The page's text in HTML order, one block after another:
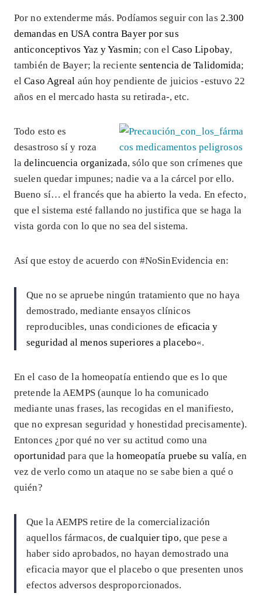
Por no extenderme más. Podíamos seguir con las 2.300
demandas en USA contra Bayer por sus
anticonceptivos Yaz y Yasmin; con el Caso Lipobay,
también de Bayer; la recientesentencia de Talidomida;
elCaso Agreal aún hoy pendiente de juicios -estuvo 22
años en el mercado hasta su retirada-, etc.
Todo esto es
desastroso sí y roza
ladelincuencia organizada, sólo que son crímenes que
suelen quedar impunes; nadie va a la cárcel por ello.
Bueno sí… el francés que ha abierto la veda. En efecto,
que el sistema esté fallando no justifica que se haga la
vista gorda con lo que no sea del sistema.
Así que estoy de acuerdo con #NoSinEvidencia en:
Que no se apruebe ningún tratamiento que no haya
demostrado, mediante ensayos clínicos
reproducibles, unas condiciones de eficacia y
seguridad al menos superiores a placebo«.
En el caso de la homeopatía entiendo que es lo que
pretende la AEMPS (aunque lo ha comunicado
mediante unas frases, las recogidas en el manifiesto,
que no expresan seguridad y honestidad precisamente).
Entonces ¿por qué no ver su actitud como una
oportunidad para que lahomeopatía pruebe su valía, en
vez de verlo como un ataque no se sabe bien a qué o
quién?
Que la AEMPS retire de la comercialización
aquellos fármacos, de cualquier tipo, que pese a
haber sido aprobados, no hayan demostrado una
eficacia mayor que el placebo o que presenten unos
efectos adversos desproporcionados.